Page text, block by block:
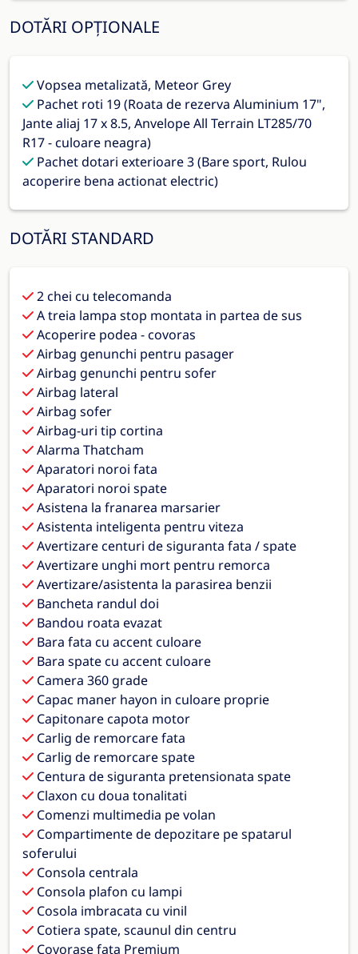
DOTĂRI OPȚIONALE
Vopsea metalizată, Meteor Grey
Pachet roti 19 (Roata de rezerva Aluminium 17",
Jante aliaj 17 x 8.5, Anvelope All Terrain LT285/70
R17 - culoare neagra)
Pachet dotari exterioare 3 (Bare sport, Rulou
acoperire bena actionat electric)
DOTĂRI STANDARD
2 chei cu telecomanda
A treia lampa stop montata in partea de sus
Acoperire podea - covoras
Airbag genunchi pentru pasager
Airbag genunchi pentru sofer
Airbag lateral
Airbag sofer
Airbag-uri tip cortina
Alarma Thatcham
Aparatori noroi fata
Aparatori noroi spate
Asistena la franarea marsarier
Asistenta inteligenta pentru viteza
Avertizare centuri de siguranta fata / spate
Avertizare unghi mort pentru remorca
Avertizare/asistenta la parasirea benzii
Bancheta randul doi
Bandou roata evazat
Bara fata cu accent culoare
Bara spate cu accent culoare
Camera 360 grade
Capac maner hayon in culoare proprie
Capitonare capota motor
Carlig de remorcare fata
Carlig de remorcare spate
Centura de siguranta pretensionata spate
Claxon cu doua tonalitati
Comenzi multimedia pe volan
Compartimente de depozitare pe spatarul
soferului
Consola centrala
Consola plafon cu lampi
Cosola imbracata cu vinil
Cotiera spate, scaunul din centru
Covorase fata Premium